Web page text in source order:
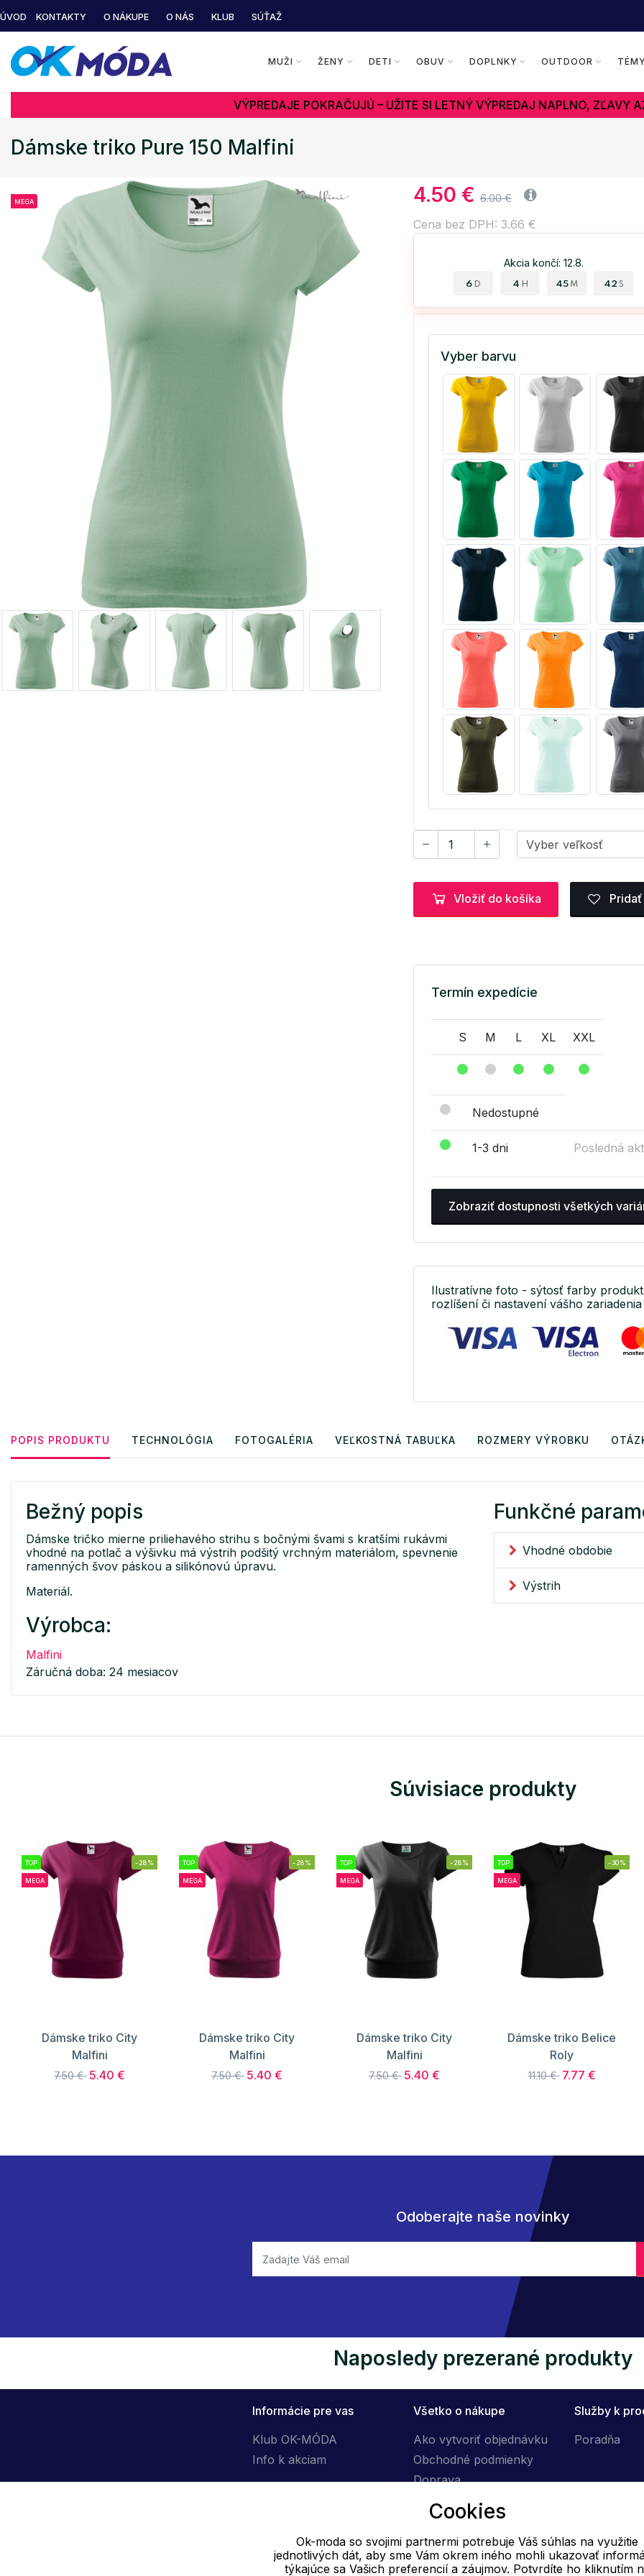
ÚVOD KONTAKTY O NÁKUPE O NÁS KLUB SÚŤAŽ
MUŽI ŽENY DETI OBUV DOPLNKY OUTDOOR TÉMY
VÝPREDAJE POKRAČUJÚ – UŽITE SI LETNÝ VÝPREDAJ NAPLNO, ZĽAVY
Dámske triko Pure 150 Malfini
MEGA 4.50 € 6.00 €
Cena bez DPH: 3.66 €
Akcia končí: 12.8.
6 D 4 H 45 M 41 S
Vyber barvu
Vložiť do košíka
Termín expedície
S M L XL XXL
Nedostupné
1-3 dni Posledná
Zobraziť dostupnosti všetkých
Ilustratívne foto - sýtosť farby
rozlíšení či nastavení vášho
POPIS PRODUKTU TECHNOLÓGIA FOTOGALÉRIA VEĽKOSTNÁ TABUĽKA ROZMERY VÝROBKU
Bežný popis
Dámske tričko mierne priliehavého strihu s bočnými švami s kratšími rukávmi
vhodné na potlač a výšivku má výstrih podšitý vrchným materiálom, spevnenie
ramenných švov páskou a silikónovú úpravu.
Materiál.
Výrobca:
Malfini
Záručná doba: 24 mesiacov
Funkčné
Vhodné obdobie
Výstrih
Súvisiace produkty
TOP
MEGA
-28%
Dámske triko City
Malfini
7.50 € 5.40 €
TOP
MEGA
-28%
Dámske triko City
Malfini
7.50 € 5.40 €
TOP
MEGA
-28%
Dámske triko City
Malfini
7.50 € 5.40 €
TOP
MEGA
-30%
Dámske triko Belice
Roly
11.10 € 7.77 €
Odoberajte naše novinky
Naposledy prezerané produkty
Informácie pre vas
Klub OK-MÓDA
Info k akciam
Všetko o nákupe
Ako vytvoriť objednávku
Obchodné podmienky
Doprava
Výmena tovaru
Reklamačný poriadok
Služby k
Poradňa
E-mail
Cookies
Ok-moda so svojimi partnermi potrebuje Váš súhlas na využitie
jednotlivých dát, aby sme Vám okrem iného mohli ukazovať
týkajúce sa Vašich preferencií a záujmov. Potvrdíte ho kliknutím